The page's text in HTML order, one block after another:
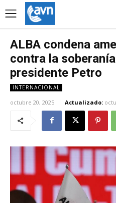
ALBA condena
contra la
presidente Petro
INTERNACIONAL
octubre 20, 2025 Actualizado: